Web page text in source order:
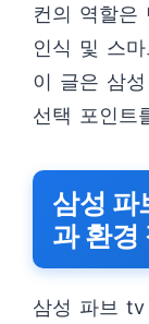
컨의 역할은
인식 및 스
이 글은 삼
선택 포인트
삼성 파
과 환경
삼성 파브 tv